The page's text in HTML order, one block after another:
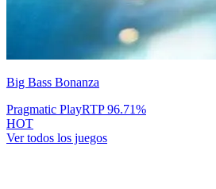
Big Bass Bonanza
Pragmatic PlayRTP96.71%
HOT
Ver todos los juegos